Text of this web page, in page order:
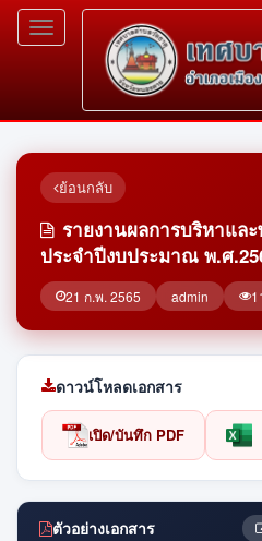
Toggle
navigation
ย้อนกลับ
รายงานผลการบริหาแ
ประจำปีงบประมาณ พ.ศ
21 ก.พ. 2565 admin
ดาวน์โหลดเอกสาร
เปิด/บันทึก PDF
ตัวอย่างเอกสาร